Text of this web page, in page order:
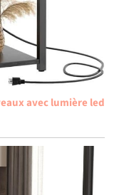
avec lumière led